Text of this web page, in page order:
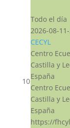
10
Todo el día
2026-08-
CECYL
Centro
Castilla y
España
Centro
Castilla y
España
https://